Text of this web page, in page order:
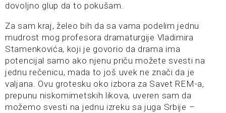
dovoljno glup da to pokušam.
Za sam kraj, želeo bih da sa vama podelim jednu
mudrost mog profesora dramaturgije Vladimira
Stamenkovića, koji je govorio da drama ima
potencijal samo ako njenu priču možete svesti na
jednu rečenicu, mada to još uvek ne znači da je
valjana. Ovu grotesku oko izbora za Savet REM-a,
prepunu niskomimetskih likova, uveren sam da
možemo svesti na jednu izreku sa juga Srbije –